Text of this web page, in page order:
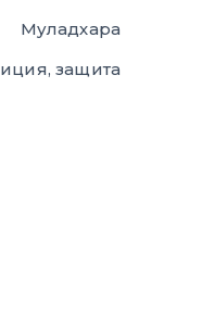
Муладхара
защита